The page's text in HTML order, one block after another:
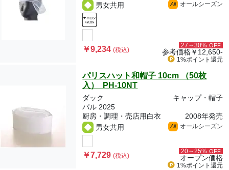
男女共用
All オールシーズン
￥9,234(税込)
27～30% OFF
参考価格￥12,650-
1%ポイント 還元
パリスハット和帽子 10cm （50枚
入） PH-10NT
ダック
キャップ・帽子
パル 2025
厨房・調理・売店用白衣
2008年発売
男女共用
All オールシーズン
￥7,729(税込)
20～25% OFF
オープン価格
1%ポイント 還元